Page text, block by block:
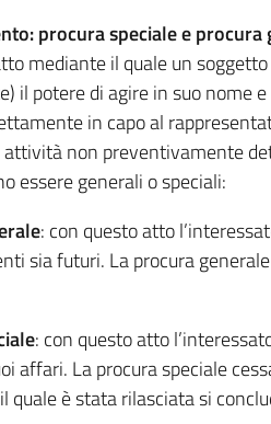
procura speciale e procura
mediante il quale un
il potere di agire in suo nome
in capo al
non preventivamente
essere generali o speciali:
: con questo atto
sia futuri. La procura
: con questo atto
affari. La procura speciale
quale è stata rilasciata si